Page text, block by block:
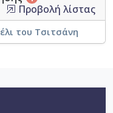
Προβολή λίστας
του Τσιτσάνη